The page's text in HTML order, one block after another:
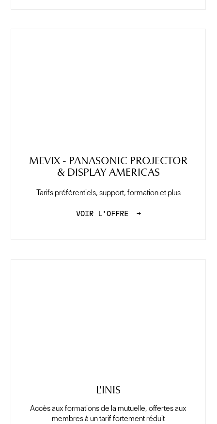
MEVIX - PANASONIC PROJECTOR
& DISPLAY AMERICAS
Tarifs préférentiels, support, formation et plus
VOIR L’OFFRE →
L'INIS
Accès aux formations de la mutuelle, offertes aux
membres à un tarif fortement réduit